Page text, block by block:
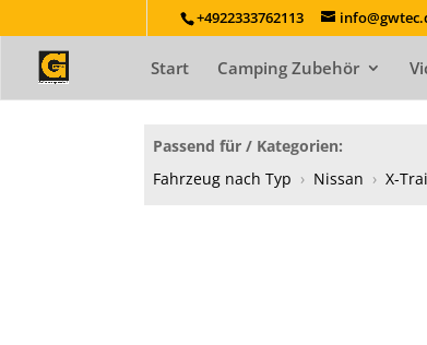
+4922333762113
Start Camping Zubehör
Passend für / Kategorien:
Fahrzeug nach Typ › Nissan › X-